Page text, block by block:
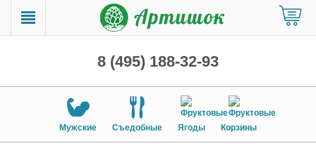
8 (495) 188-32-93
Мужские Съедобные Ягоды Корзины